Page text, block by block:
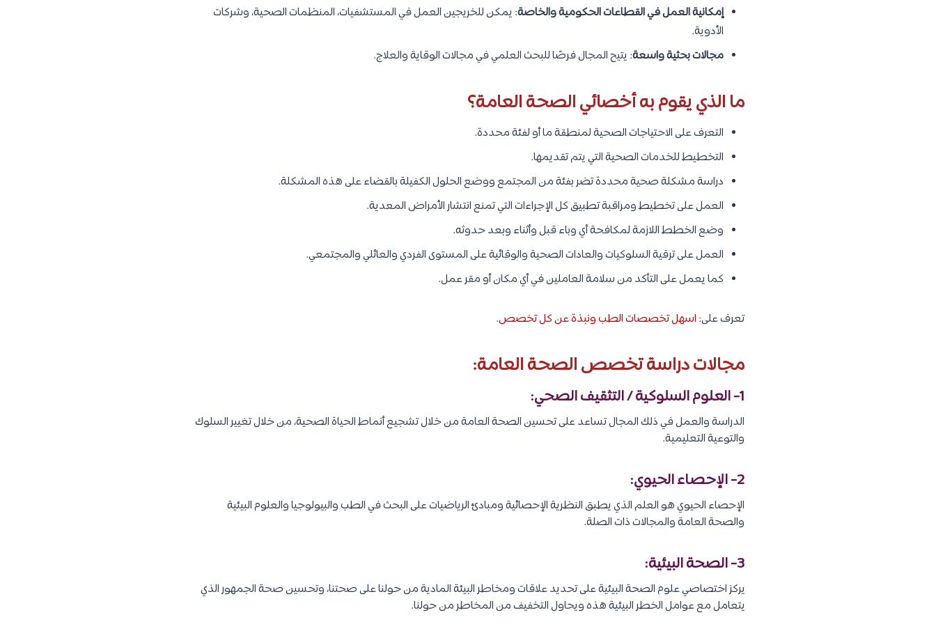
إمكانية العمل في القطاعات الحكومية والخاصة: يمكن للخريجين العمل في المستشفيات، المنظمات الصحية، وشركات
الأدوية.
مجالات بحثية واسعة: يتيح المجال فرصًا للبحث العلمي في مجالات الوقاية والعلاج.
ما الذي يقوم به أخصائي الصحة العامة؟
التعرف على الاحتياجات الصحية لمنطقة ما أو لفئة محددة.
التخطيط للخدمات الصحية التي يتم تقديمها.
دراسة مشكلة صحية محددة تضر بفئة من المجتمع ووضع الحلول الكفيلة بالقضاء على هذه المشكلة.
العمل على تخطيط ومراقبة تطبيق كل الإجراءات التي تمنع انتشار الأمراض المعدية.
وضع الخطط اللازمة لمكافحة أي وباء قبل وأثناء وبعد حدوثه.
العمل على ترقية السلوكيات والعادات الصحية والوقائية على المستوى الفردي والعائلي والمجتمعي.
كما يعمل على التأكد من سلامة العاملين في أي مكان أو مقر عمل.
تعرف على: اسهل تخصصات الطب ونبذة عن كل تخصص.
مجالات دراسة تخصص الصحة العامة:
1- العلوم السلوكية / التثقيف الصحي:
الدراسة والعمل في ذلك المجال تساعد على تحسين الصحة العامة من خلال تشجيع أنماط الحياة الصحية، من خلال تغيير السلوك
والتوعية التعليمية.
2- الإحصاء الحيوي:
الإحصاء الحيوي هو العلم الذي يطبق النظرية الإحصائية ومبادئ الرياضيات على البحث في الطب والبيولوجيا والعلوم البيئية
والصحة العامة والمجالات ذات الصلة.
3- الصحة البيئية:
يركز اختصاصي علوم الصحة البيئية على تحديد علاقات ومخاطر البيئة المادية من حولنا على صحتنا، وتحسين صحة الجمهور الذي
يتعامل مع عوامل الخطر البيئية هذه ويحاول التخفيف من المخاطر من حولنا.